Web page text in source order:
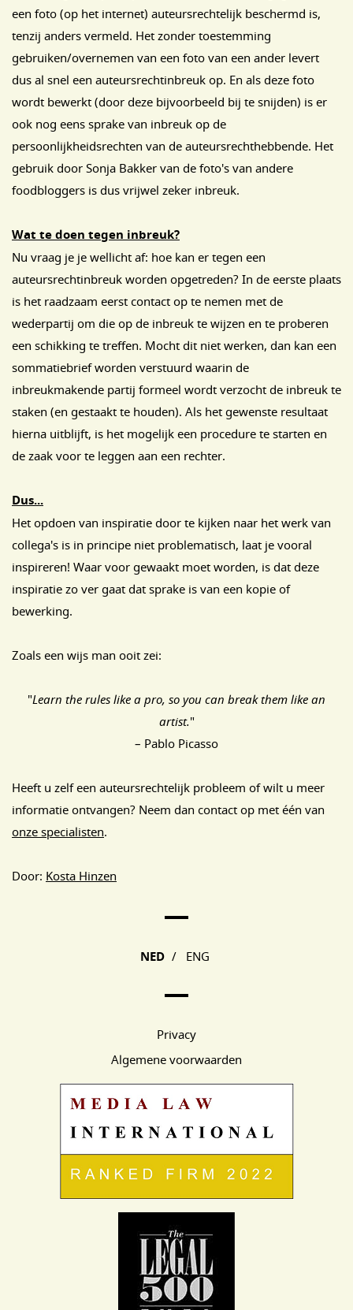
een foto (op het internet) auteursrechtelijk beschermd is,
tenzij anders vermeld. Het zonder toestemming
gebruiken/overnemen van een foto van een ander levert
dus al snel een auteursrechtinbreuk op. En als deze foto
wordt bewerkt (door deze bijvoorbeeld bij te snijden) is er
ook nog eens sprake van inbreuk op de
persoonlijkheidsrechten van de auteursrechthebbende. Het
gebruik door Sonja Bakker van de foto's van andere
foodbloggers is dus vrijwel zeker inbreuk.
Wat te doen tegen inbreuk?
Nu vraag je je wellicht af: hoe kan er tegen een
auteursrechtinbreuk worden opgetreden? In de eerste plaats
is het raadzaam eerst contact op te nemen met de
wederpartij om die op de inbreuk te wijzen en te proberen
een schikking te treffen. Mocht dit niet werken, dan kan een
sommatiebrief worden verstuurd waarin de
inbreukmakende partij formeel wordt verzocht de inbreuk te
staken (en gestaakt te houden). Als het gewenste resultaat
hierna uitblijft, is het mogelijk een procedure te starten en
de zaak voor te leggen aan een rechter.
Dus...
Het opdoen van inspiratie door te kijken naar het werk van
collega's is in principe niet problematisch, laat je vooral
inspireren! Waar voor gewaakt moet worden, is dat deze
inspiratie zo ver gaat dat sprake is van een kopie of
bewerking.
Zoals een wijs man ooit zei:
"Learn the rules like a pro, so you can break them like an
artist."
– Pablo Picasso
Heeft u zelf een auteursrechtelijk probleem of wilt u meer
informatie ontvangen? Neem dan contact op met één van
onze specialisten.
Door: Kosta Hinzen
NED / ENG
Privacy
Algemene voorwaarden